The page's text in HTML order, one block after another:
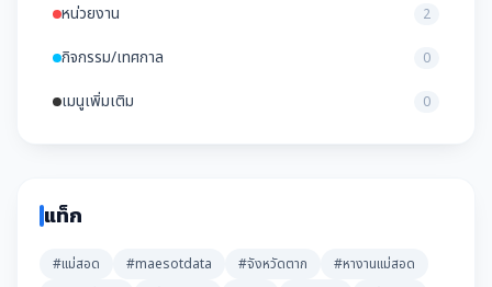
หน่วยงาน 2
กิจกรรม/เทศกาล 0
เมนูเพิ่มเติม 0
แท็ก
#แม่สอด #maesotdata #จังหวัดตาก
#หางานแม่สอด